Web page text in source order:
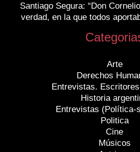
Santiago Segura: “Don
verdad, en la que todos
Arte
Derechos
Entrevistas.
Historia
Entrevistas (Política-
Politica
Cine
Músicos